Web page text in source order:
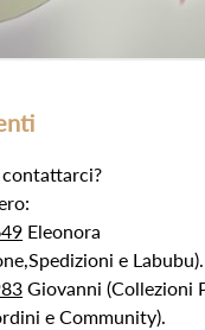
Eleonora
e Labubu).
Giovanni (Collezioni
e Community).